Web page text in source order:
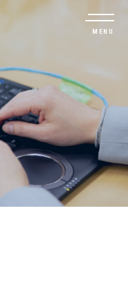
MENU